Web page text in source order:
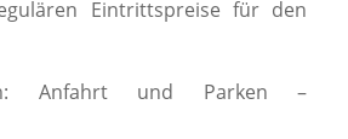
Eintrittspreise für den
Anfahrt und Parken –